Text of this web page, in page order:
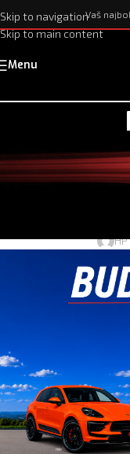
Skip to navigation
Skip to main content
Vaš
Menu
Velika
za